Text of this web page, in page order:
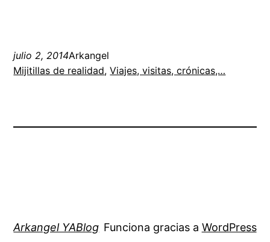
julio 2, 2014Arkangel
Mijitillas de realidad, Viajes, visitas, crónicas,…
Arkangel YABlog Funciona gracias a WordPress